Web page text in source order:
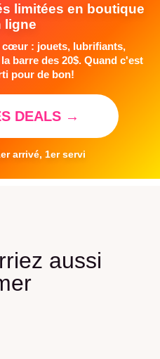
limitées en boutique
ligne
cœur : jouets, lubrifiants,
barre des 20$. Quand c'est
pour de bon!
DEALS →
arrivé, 1er servi
aussi